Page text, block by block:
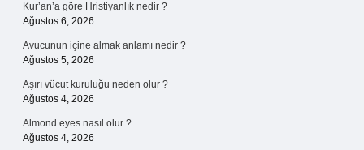
Kur’an’a göre Hristiyanlık nedir ?
Ağustos 6, 2026
Avucunun içine almak anlamı nedir ?
Ağustos 5, 2026
Aşırı vücut kuruluğu neden olur ?
Ağustos 4, 2026
Almond eyes nasıl olur ?
Ağustos 4, 2026